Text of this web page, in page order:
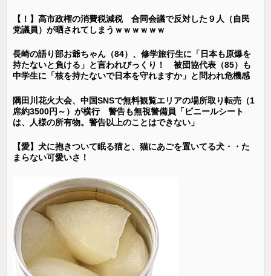
【！】高市政権の消費税減税 合同会議で反対した９人（自民
党議員）が晒されてしまうｗｗｗｗｗｗ
長崎の語り部お爺ちゃん（84）、修学旅行生に「日本も原爆を
持たないと負ける」と言われびっくり！ 被団協代表（85）も
中学生に「核を持たないで日本を守れますか」と問われ危機感
隅田川花火大会、中国SNSで無料観覧エリアの場所取り転売（1
席約3500円～）が横行 警告も無視警備員「ビニールシート
は、人様の所有物。警告以上のことはできない」
【愛】犬に抱きついて眠る猫と、猫にあごを置いてる犬・・た
まらない可愛いさ！